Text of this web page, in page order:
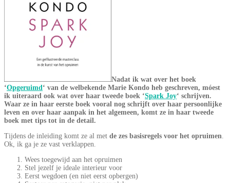
Nadat ik wat over het boek
‘Opgeruimd ‘ van de welbekende Marie Kondo heb geschreven, móest
ik uiteraard ook wat over haar tweede boek ‘Spark Joy‘ schrijven.
Waar ze in haar eerste boek vooral nog schrijft over haar persoonlijke
leven en over haar aanpak in het algemeen, komt ze in haar tweede
boek met tips tot in de detail.
Tijdens de inleiding komt ze al met de zes basisregels voor het opruimen
Ok, ik ga je ze vast verklappen.
Wees toegewijd aan het opruimen
Stel jezelf je ideale interieur voor
Eerst wegdoen (en niet eerst opbergen)